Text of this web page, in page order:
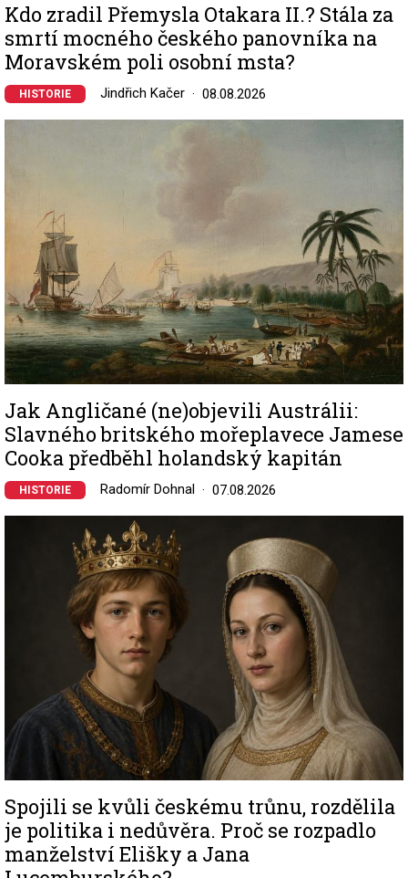
Kdo zradil Přemysla Otakara II.? Stála za
smrtí mocného českého panovníka na
Moravském poli osobní msta?
HISTORIE Jindřich Kačer 08.08.2026
Jak Angličané (ne)objevili Austrálii:
Slavného britského mořeplavece Jamese
Cooka předběhl holandský kapitán
HISTORIE Radomír Dohnal 07.08.2026
Spojili se kvůli českému trůnu, rozdělila
je politika i nedůvěra. Proč se rozpadlo
manželství Elišky a Jana